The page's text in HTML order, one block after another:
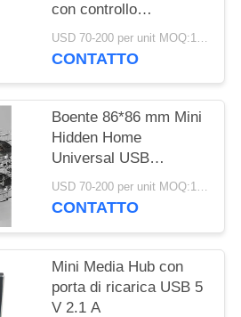
con controllo
interruttore On/Off
USD 70-200 per unit MOQ:1 unità
CONTATTO
Boente 86*86 mm Mini
Hidden Home
Universal USB
Comfiguration Electric
Wall Power Socket with
USD 70-200 per unit MOQ:1 UNITA
CONTATTO
Mini Media Hub con
porta di ricarica USB 5
V 2.1 A